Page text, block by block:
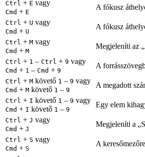
Ctrl + E vagy
Cmd + E
A fókusz
Ctrl + U vagy
Cmd + U
A fókusz
Ctrl + M vagy
Cmd + M
Megjeleníti az
Ctrl + 1 – Ctrl + 9 vagy
Cmd + 1 – Cmd + 9
A
Ctrl + M követő 1 – 9 vagy
Cmd + M követő 1 – 9
A megadott
Ctrl + I követő 1 – 9 vagy
Cmd + I követő 1 – 9
Egy elem
Ctrl + J vagy
Cmd + J
Megjeleníti a
Ctrl + S vagy
Cmd + S
A